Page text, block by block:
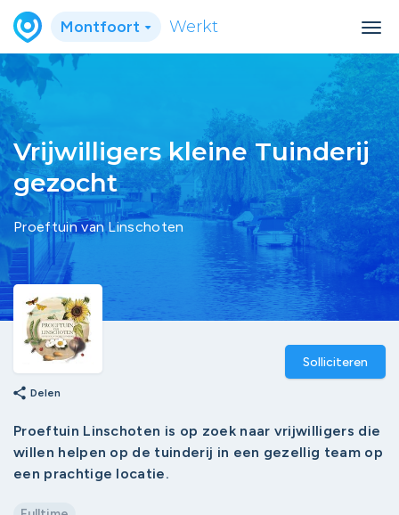
Montfoort Werkt
Vrijwilligers kleine Tuinderij
gezocht
Proeftuin van Linschoten
Solliciteren
share Delen
Proeftuin Linschoten is op zoek naar vrijwilligers die
willen helpen op de tuinderij in een gezellig team op
een prachtige locatie.